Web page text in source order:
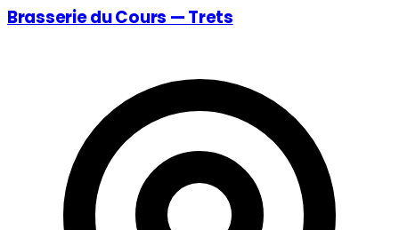
Brasserie du Cours — Trets